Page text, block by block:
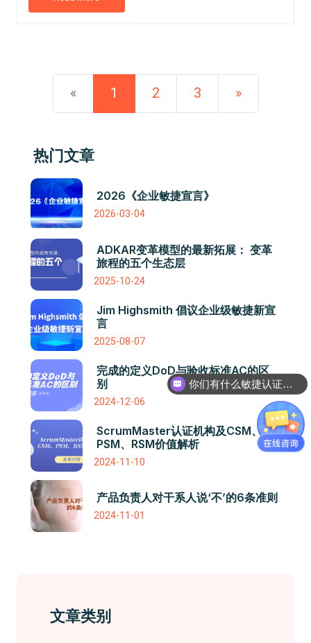
« 1 2 3 »
热门文章
2026《企业敏捷宣言》
2026-03-04
ADKAR变革模型的最新拓展： 变革
旅程的五个生态层
2025-10-24
Jim Highsmith 倡议企业级敏捷新宣
言
2025-08-07
完成的定义DoD与验收标准AC的区
别
2024-12-06
ScrumMaster认证机构及CSM、
PSM、RSM价值解析
2024-11-10
产品负责人对干系人说‘不’的6条准则
2024-11-01
文章类别
认证课程是怎么收费的呢